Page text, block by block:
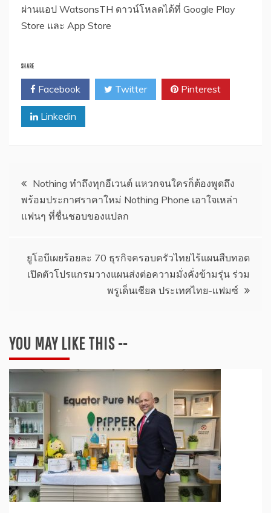
ผ่านแอป WatsonsTH ดาวน์โหลดได้ที่ Google Play
Store และ App Store
SHARE
Facebook Twitter Pinterest
Linkedin
แนะแนว
เรื่อง
Nothing ทำถึงทุกอีเวนต์ แหวกจนใครก็ต้องพูดถึง
พร้อมประกาศราคาใหม่ Nothing Phone เอาใจเหล่า
แฟนๆ ที่ชื่นชอบของแปลก
ยูโอบีเผยร้อยละ 70 ธุรกิจครอบครัวไทยไร้แผนสืบทอด
เปิดตัวโปรแกรมวางแผนส่งต่อความมั่งคั่งข้ามรุ่น ร่วม
พรูเด็นเชียล ประเทศไทย-แฟมซ์
YOU MAY LIKE THIS --